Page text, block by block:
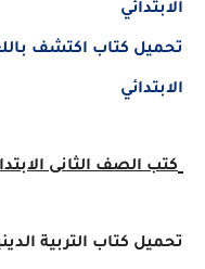
الابتدائي
تحميل كتاب اكتشف
الابتدائي
كتب الصف الثانى الابتدائى
تحميل كتاب التربية